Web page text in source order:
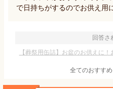
で日持ちがするのでお供え用
回答さ
【葬祭用缶詰】お盆のお供えに
全てのおすす